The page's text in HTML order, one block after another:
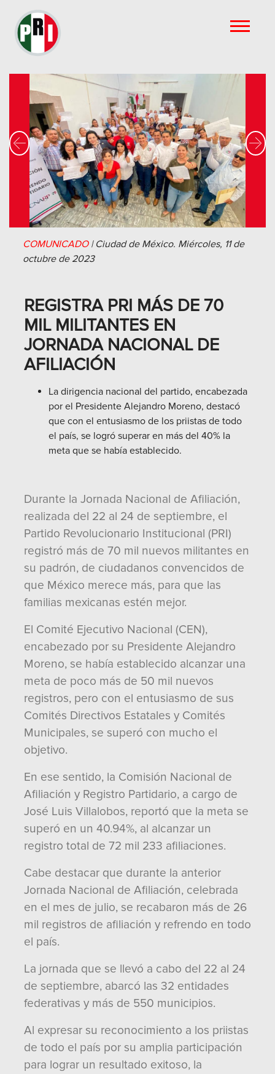
Previous Next
COMUNICADO| Ciudad de México. Miércoles, 11 de
octubre de 2023
REGISTRA PRI MÁS DE 70
MIL MILITANTES EN
JORNADA NACIONAL DE
AFILIACIÓN
La dirigencia nacional del partido, encabezada
por el Presidente Alejandro Moreno, destacó
que con el entusiasmo de los priistas de todo
el país, se logró superar en más del 40% la
meta que se había establecido.
Durante la Jornada Nacional de Afiliación,
realizada del 22 al 24 de septiembre, el
Partido Revolucionario Institucional (PRI)
registró más de 70 mil nuevos militantes en
su padrón, de ciudadanos convencidos de
que México merece más, para que las
familias mexicanas estén mejor.
El Comité Ejecutivo Nacional (CEN),
encabezado por su Presidente Alejandro
Moreno, se había establecido alcanzar una
meta de poco más de 50 mil nuevos
registros, pero con el entusiasmo de sus
Comités Directivos Estatales y Comités
Municipales, se superó con mucho el
objetivo.
En ese sentido, la Comisión Nacional de
Afiliación y Registro Partidario, a cargo de
José Luis Villalobos, reportó que la meta se
superó en un 40.94%, al alcanzar un
registro total de 72 mil 233 afiliaciones.
Cabe destacar que durante la anterior
Jornada Nacional de Afiliación, celebrada
en el mes de julio, se recabaron más de 26
mil registros de afiliación y refrendo en todo
el país.
La jornada que se llevó a cabo del 22 al 24
de septiembre, abarcó las 32 entidades
federativas y más de 550 municipios.
Al expresar su reconocimiento a los priistas
de todo el país por su amplia participación
para lograr un resultado exitoso, la